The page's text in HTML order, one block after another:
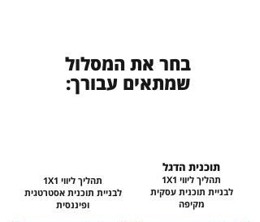
בחר את המסלול
שמתאים עבורך:
תהליך ליווי 1X1
לבניית תוכנית אסטרטגית
ופיננסית
תוכנית הדגל
תהליך ליווי 1X1
לבניית תוכנית עסקית
מקיפה